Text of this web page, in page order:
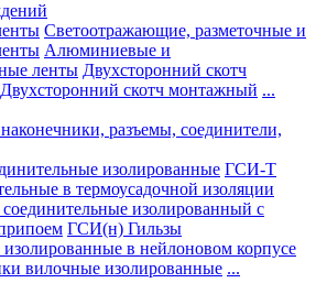
Светоотражающие, разметочные и
Алюминиевые и
ленты Двухсторонний скотч
Двухсторонний скотч монтажный ...
разъемы, соединители,
изолированные ГСИ-Т
в термоусадочной изоляции
изолированный с
ГСИ(н) Гильзы
в нейлоновом корпусе
вилочные изолированные ...